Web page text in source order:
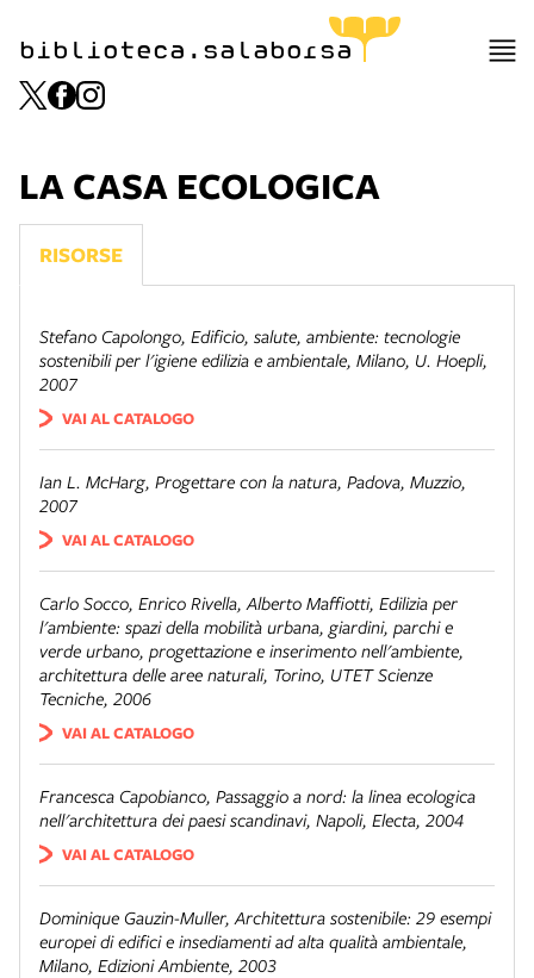
biblioteca.salaborsa
LA CASA ECOLOGICA
RISORSE
Stefano Capolongo, Edificio, salute, ambiente: tecnologie
sostenibili per l'igiene edilizia e ambientale, Milano, U. Hoepli,
2007
VAI AL CATALOGO
Ian L. McHarg, Progettare con la natura, Padova, Muzzio,
2007
VAI AL CATALOGO
Carlo Socco, Enrico Rivella, Alberto Maffiotti, Edilizia per
l'ambiente: spazi della mobilità urbana, giardini, parchi e
verde urbano, progettazione e inserimento nell'ambiente,
architettura delle aree naturali, Torino, UTET Scienze
Tecniche, 2006
VAI AL CATALOGO
Francesca Capobianco, Passaggio a nord: la linea ecologica
nell'architettura dei paesi scandinavi, Napoli, Electa, 2004
VAI AL CATALOGO
Dominique Gauzin-Muller,Architettura sostenibile: 29 esempi
europei di edifici e insediamenti ad alta qualità ambientale,
Milano, Edizioni Ambiente, 2003